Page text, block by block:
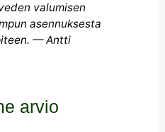
valumisen
asennuksesta
— Antti
arvio